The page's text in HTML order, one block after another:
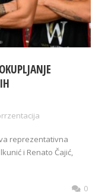
reprezentativna
i Renato Čajić,
0